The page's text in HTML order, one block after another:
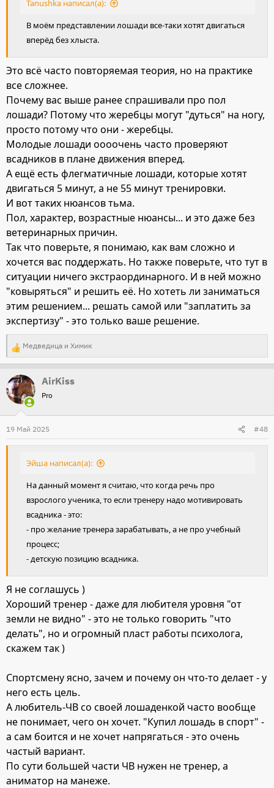
Tanushka написал(а):
В моём представлении лошади все-таки хотят двигаться
вперёд без хлыста.
Это всё часто повторяемая теория, но на практике
все сложнее.
Почему вас выше ранее спрашивали про пол
лошади? Потому что жеребцы могут "дуться" на ногу,
просто потому что они - жеребцы.
Молодые лошади оооочень часто проверяют
всадников в плане движения вперед.
А ещё есть флегматичные лошади, которые хотят
двигаться 5 минут, а не 55 минут тренировки.
И вот таких нюансов тьма.
Пол, характер, возрастные нюансы... и это даже без
ветеринарных причин.
Так что поверьте, я понимаю, как вам сложно и
хочется вас поддержать. Но также поверьте, что тут в
ситуации ничего экстраординарного. И в ней можно
"ковыряться" и решить её. Но хотеть ли заниматься
этим решением... решать самой или "заплатить за
экспертизу" - это только ваше решение.
Р
е
а
к
и
и
Медведица и Химик
AirKiss
Pro
19 Май 2025 #48
Эйша написал(а):
На данный момент я считаю, что когда речь про
взрослого ученика, то если тренеру надо мотивировать
всадника - это:
- про желание тренера зарабатывать, а не про учебный
процесс;
- детскую позицию всадника.
Я не соглашусь )
Хороший тренер - даже для любителя уровня "от
земли не видно" - это не только говорить "что
делать", но и огромный пласт работы психолога,
скажем так )
Спортсмену ясно, зачем и почему он что-то делает - у
него есть цель.
А любитель-ЧВ со своей лошаденкой часто вообще
не понимает, чего он хочет. "Купил лошадь в спорт" -
а сам боится и не хочет напрягаться - это очень
частый вариант.
По сути большей части ЧВ нужен не тренер, а
аниматор на манеже.